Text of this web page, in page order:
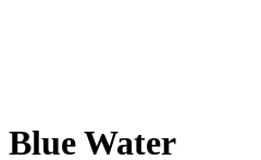
Blue Water